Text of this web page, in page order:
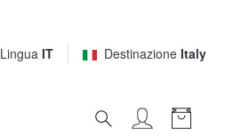
Lingua IT Destinazione Italy